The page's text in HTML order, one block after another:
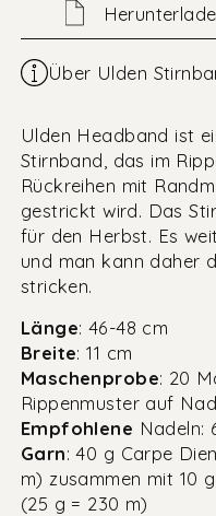
Über Ulden
Ulden Headband ist
Stirnband, das im
Rückreihen mit
gestrickt wird. Das
für den Herbst. Es
und man kann daher
stricken.
Länge: 46-48 cm
Breite: 11 cm
Maschenprobe: 20
Rippenmuster auf
Empfohlene Nadeln:
Garn: 40 g Carpe
m) zusammen mit 10
(25 g = 230 m)